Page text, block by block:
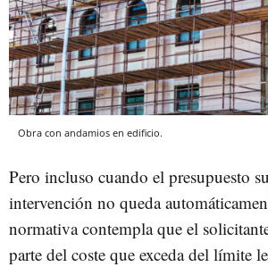
Obra con andamios en edificio.
Pero incluso cuando el presupuesto
intervención no queda
normativa contempla que el
parte del coste que exceda del límite